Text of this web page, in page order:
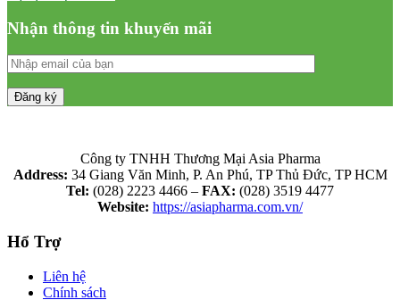
Nhận thông tin khuyến mãi
Công ty TNHH Thương Mại Asia Pharma
Address: 34 Giang Văn Minh, P. An Phú, TP Thủ Đức, TP HCM
Tel: (028) 2223 4466 – FAX: (028) 3519 4477
Website: https://asiapharma.com.vn/
Hổ Trợ
Liên hệ
Chính sách